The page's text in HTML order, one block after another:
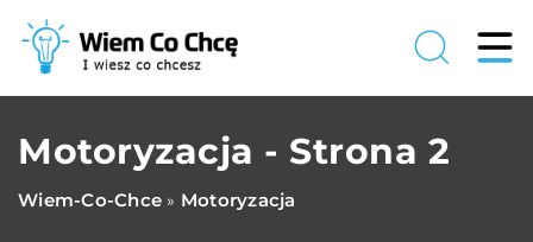
Motoryzacja - Strona 2
Wiem-Co-Chce » Motoryzacja